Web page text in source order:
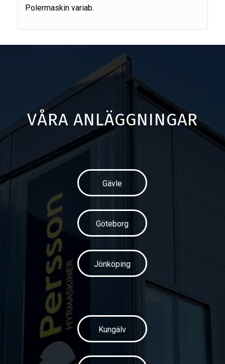
Polermaskin variab.
VÅRA ANLÄGGNINGAR
Gävle
Göteborg
Jönköping
Kungälv